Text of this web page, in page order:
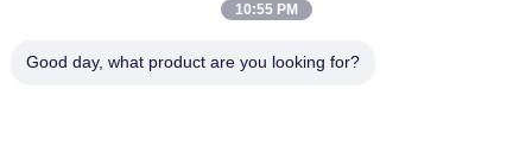
Evenementen
10:55 PM
Good day, what product are you looking for?